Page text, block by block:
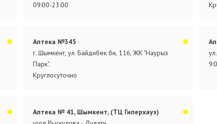
09:00-23:00
Аптека №345
г. Шымкент, ул. Байдибек би, 116, ЖК "Наурыз
Парк".
Круглосуточно
Аптека № 41, Шымкент, (ТЦ Гиперхауз)